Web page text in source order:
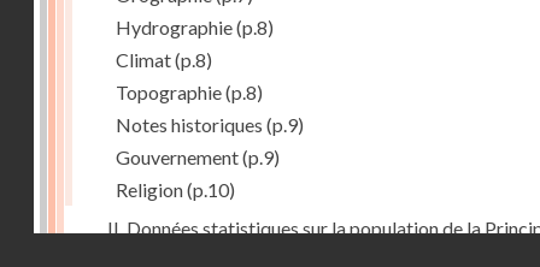
Hydrographie(p.8)
Climat(p.8)
Topographie(p.8)
Notes historiques (p.9)
Gouvernement(p.9)
Religion(p.10)
II. Données statistiques sur la population de la